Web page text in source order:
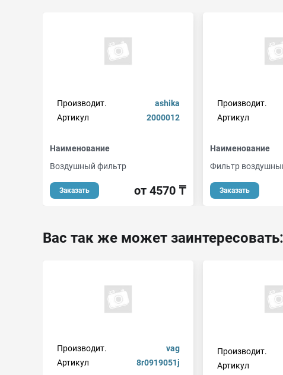
Производит.
ashika
Артикул
2000012
Наименование
Воздушный фильтр
Заказать от 4570 ₸
Производит.
Артикул
Наименование
Фильтр
Заказать
Вас так же может заинтересовать:
Производит.
vag
Артикул
8r0919051j
Производит.
Артикул